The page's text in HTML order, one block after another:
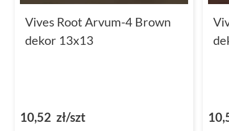
Vives Root Arvum-4 Brown
dekor 13x13
10,52 zł/szt